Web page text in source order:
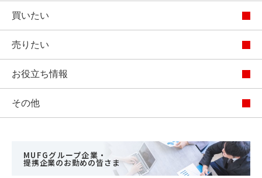
買いたい
売りたい
お役立ち情報
その他
MUFGグループ企業・
提携企業のお勤めの皆さま